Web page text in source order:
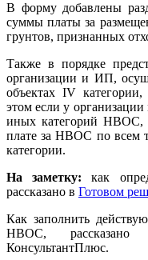
В форму добавлены
суммы платы за
грунтов, признанных
Также в порядке
организации и ИП,
объектах IV
этом если у
иных категорий НВОС,
плате за НВОС по всем
категории.
На заметку: как
рассказано в Готовом
Как заполнить
НВОС,
КонсультантПлюс.